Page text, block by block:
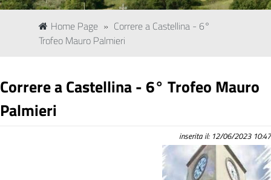
Home Page » Correre a Castellina - 6°
Trofeo Mauro Palmieri
Correre a Castellina - 6° Trofeo Mauro
Palmieri
inserita il: 12/06/2023 10:47